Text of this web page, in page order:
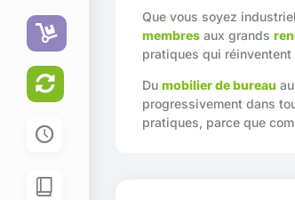
Que vous soyez
membres aux grands
pratiques qui
Du mobilier de bureau
progressivement dans
pratiques, parce que